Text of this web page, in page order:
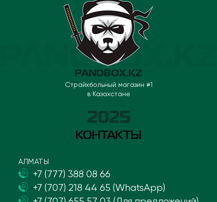
PANDBOX.KZ
Страйкбольный магазин #1
в Казахстане
2025
КОНТАКТЫ
АЛМАТЫ
+7 (777) 388 08 66
+7 (707) 218 44 65 (WhatsApp)